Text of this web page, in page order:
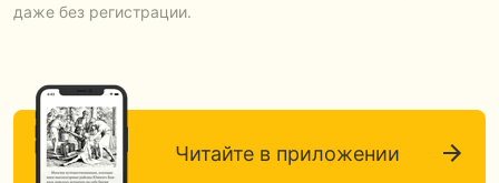
даже без регистрации.
Читайте в приложении